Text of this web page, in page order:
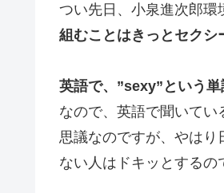
つい先日、小泉進次郎環
組むことはきっとセクシ
英語で、”sexy”という
なので、英語で聞いて
思議なのですが、やはり
ない人はドキッとするの